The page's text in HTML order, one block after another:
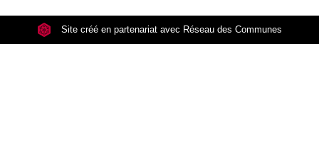
Site créé en partenariat avec Réseau des Communes